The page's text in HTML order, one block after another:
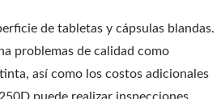
de tabletas y cápsulas blandas.
problemas de calidad como
así como los costos adicionales